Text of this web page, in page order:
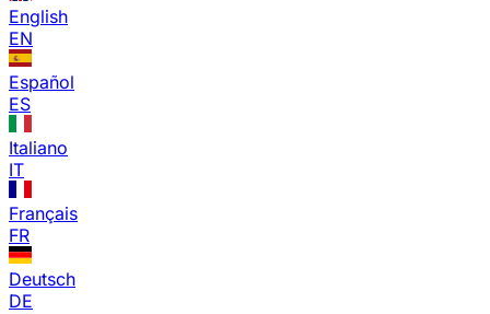
English
EN
Español
ES
Italiano
IT
Français
FR
Deutsch
DE